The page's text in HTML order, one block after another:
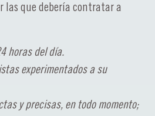
las que debería contratar a
horas del día.
experimentados a su
y precisas, en todo momento;